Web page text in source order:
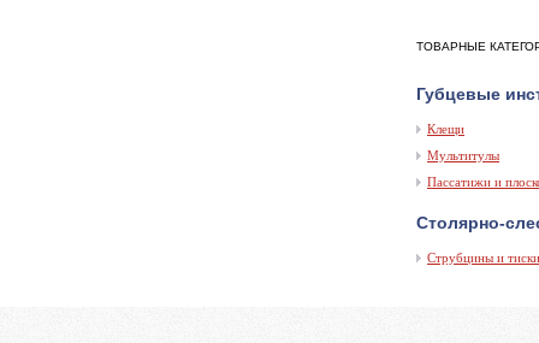
ТОВАРНЫЕ
Губцевые
Клещи
Мультитулы
Пассатижи и
Столярно-
Струбцины и тиски